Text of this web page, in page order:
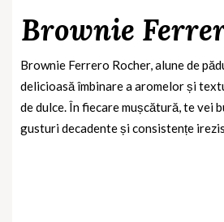
Brownie
Brownie Ferrero Rocher, alune de
delicioasă îmbinare a aromelor și
de dulce. În fiecare mușcătură, te vei
gusturi decadente și consistențe